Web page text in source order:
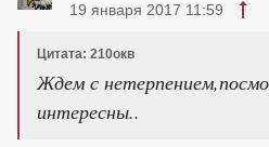
19 января 2017 11:59
Цитата: 210окв
Ждем с
интересны..